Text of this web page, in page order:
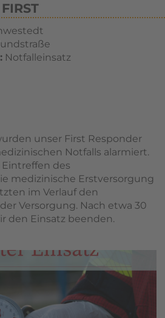
Notfalleinsatz
unser First Responder
Notfalls alarmiert.
des
medizinische Erstversorgung
im Verlauf den
Versorgung. Nach etwa 30
den Einsatz beenden.